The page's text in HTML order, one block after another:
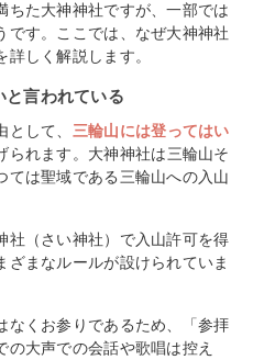
ちた大神神社ですが、一部では
です。ここでは、なぜ大神神社
しく解説します。
と言われている
して、 三輪山には登ってはい
られます。大神神社は三輪山そ
ては聖域である三輪山への入山
社（さい神社）で入山許可を得
まなルールが設けられていま
なくお参りであるため、「参拝
大声での会話や歌唱は控え